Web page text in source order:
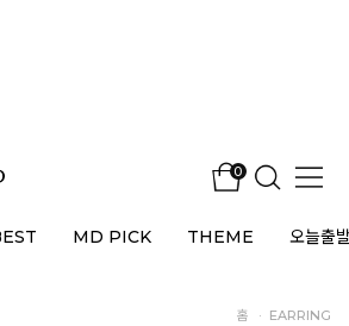
0
MD PICK THEME 오늘출
홈 · EARRING